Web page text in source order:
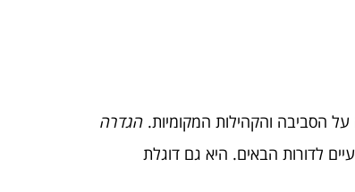
הסביבה והקהילות המקומיות. הגדרה
לדורות הבאים. היא גם דוגלת